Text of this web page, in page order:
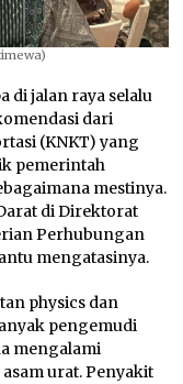
di jalan raya selalu
dari
(KNKT) yang
pemerintah
mestinya.
di Direktorat
Perhubungan
mengatasinya.
physics dan
pengemudi
mengalami
urat. Penyakit